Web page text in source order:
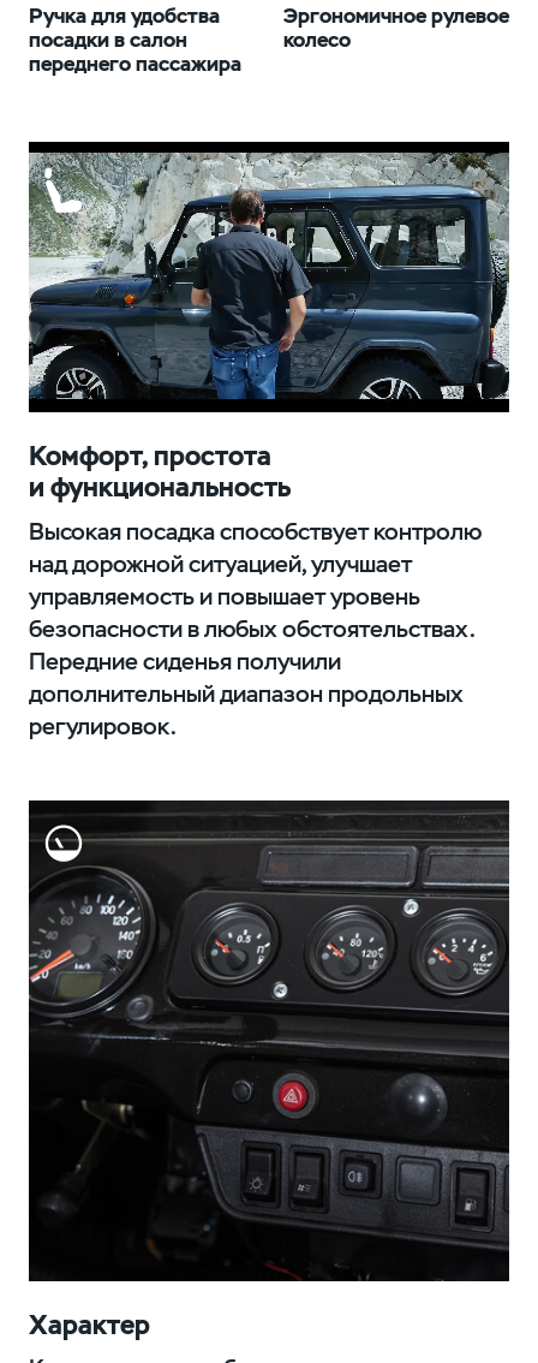
Ручка для удобства
посадки в салон
переднего пассажира
Эргономичное рулевое
колесо
Комфорт, простота
и функциональность
Высокая посадка способствует контролю
над дорожной ситуацией, улучшает
управляемость и повышает уровень
безопасности в любых обстоятельствах.
Передние сиденья получили
дополнительный диапазон продольных
регулировок.
Характер